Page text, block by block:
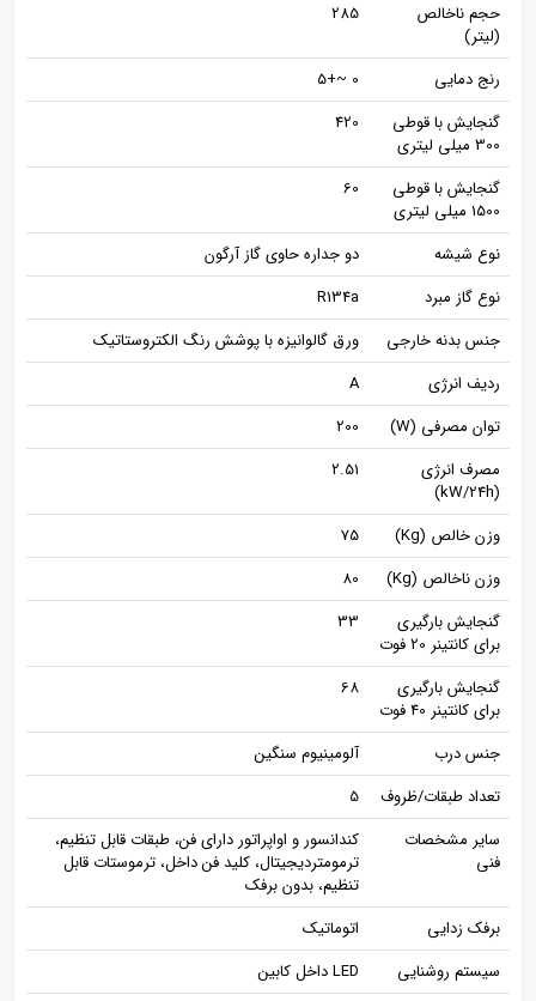
حجم ناخالص
(لیتر)
285
رنج دمایی
0 ~+5
گنجایش با قوطی
300 میلی لیتری
420
گنجایش با قوطی
1500 میلی لیتری
60
نوع شیشه
دو جداره حاوی گاز آرگون
نوع گاز مبرد
R134a
جنس بدنه خارجی
ورق گالوانیزه با پوشش رنگ الکتروستاتیک
ردیف انرژی
A
توان مصرفی (W)
200
مصرف انرژی
(kW/24h)
2.51
وزن خالص (Kg)
75
وزن ناخالص (Kg)
80
گنجایش بارگیری
برای کانتینر 20 فوت
33
گنجایش بارگیری
برای کانتینر 40 فوت
68
جنس درب
آلومینیوم سنگین
تعداد طبقات/ظروف
5
سایر مشخصات
فنی
کندانسور و اواپراتور دارای فن، طبقات قابل تنظیم،
ترمومتردیجیتال، کلید فن داخل، ترموستات قابل
تنظیم، بدون برفک
برفک زدایی
اتوماتیک
سیستم روشنایی
LED داخل کابین